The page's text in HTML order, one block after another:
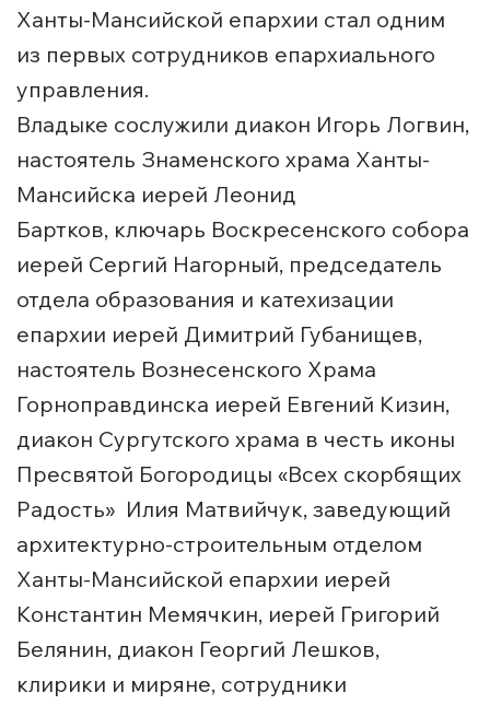
Ханты-Мансийской епархии стал одним
из первых сотрудников епархиального
управления.
Владыке сослужили диакон Игорь Логвин,
настоятель Знаменского храма Ханты-
Мансийска иерей Леонид
Бартков, ключарь Воскресенского собора
иерей Сергий Нагорный, председатель
отдела образования и катехизации
епархии иерей Димитрий Губанищев,
настоятель Вознесенского Храма
Горноправдинска иерей Евгений Кизин,
диакон Сургутского храма в честь иконы
Пресвятой Богородицы «Всех скорбящих
Радость» Илия Матвийчук, заведующий
архитектурно-строительным отделом
Ханты-Мансийской епархии иерей
Константин Мемячкин, иерей Григорий
Белянин, диакон Георгий Лешков,
клирики и миряне, сотрудники